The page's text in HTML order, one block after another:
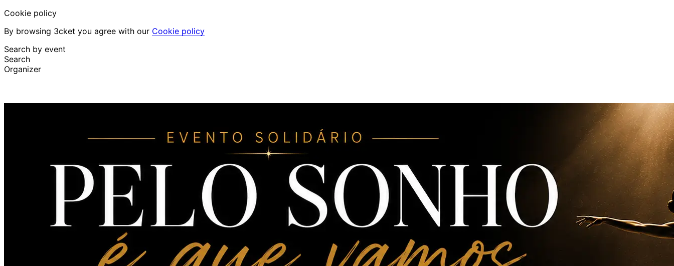
Cookie policy
By browsing 3cket you agree with our Cookie policy
Search by event
Search
Organizer
English
Promote event